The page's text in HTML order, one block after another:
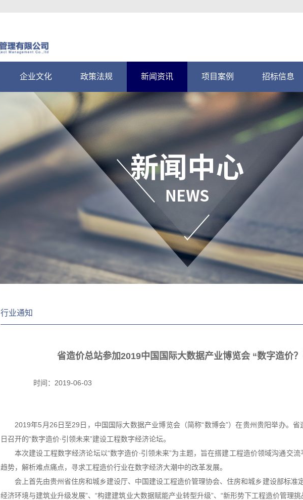
企业文化 政策法规 新闻资讯 项目案例 招标信息
行业通知
省造价总站参加2019中国国际大数据产业博览会 “数字造价
时间： 2019-06-03
2019年5月26日至29日，中国国际大数据产业博览会（简称“数博会”）在贵州贵阳举办。
日召开的“数字造价∙引领未来”建设工程数字经济论坛。
本次建设工程数字经济论坛以“数字造价∙引领未来”为主题，旨在搭建工程造价领域沟通交
趋势，解析难点痛点，寻求工程造价行业在数字经济大潮中的改革发展。
会上首先由贵州省住房和城乡建设厅、中国建设工程造价管理协会、住房和城乡建设部标
经济环境与建筑业升级发展”、“构建建筑业大数据赋能产业转型升级”、“新形势下工程造价管理